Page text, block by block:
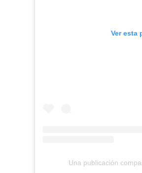
Ver esta
Una publicación